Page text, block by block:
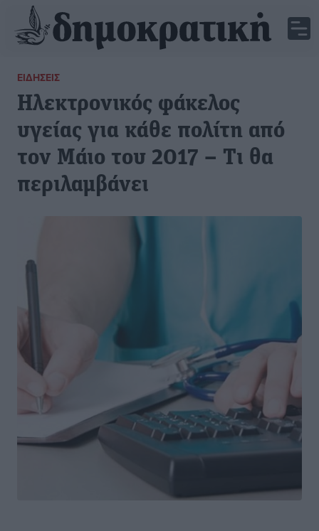
ΕΙΔΉΣΕΙΣ
Ηλεκτρονικός φάκελος
υγείας για κάθε πολίτη από
τον Μάιο του 2017 – Τι θα
περιλαμβάνει